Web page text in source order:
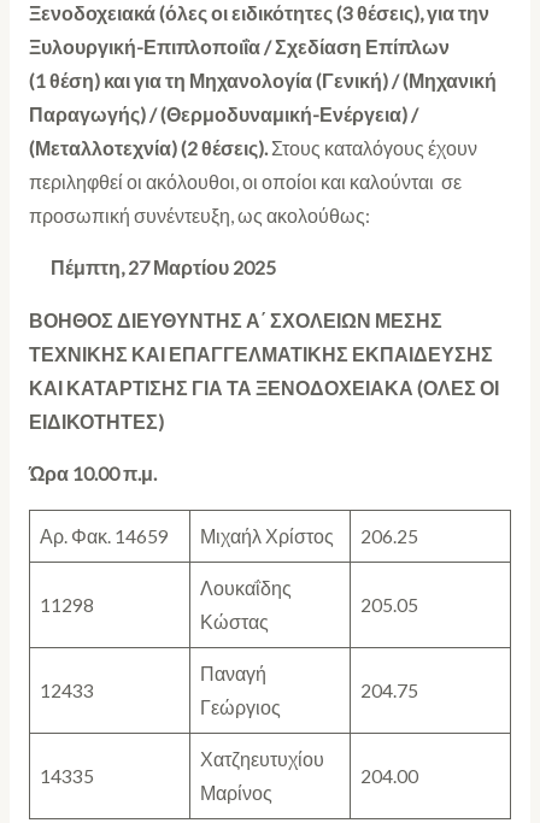
Ξενοδοχειακά (όλες οι ειδικότητες (3 θέσεις), για την
Ξυλουργική-Επιπλοποιΐα / Σχεδίαση Επίπλων
(1 θέση) και για τη Μηχανολογία (Γενική) / (Μηχανική
Παραγωγής) / (Θερμοδυναμική-Ενέργεια) /
(Μεταλλοτεχνία) (2 θέσεις).Στους καταλόγους έχουν
περιληφθεί οι ακόλουθοι, οι οποίοι και καλούνται σε
προσωπική συνέντευξη, ως ακολούθως:
Πέμπτη, 27 Μαρτίου 2025
ΒΟΗΘΟΣ ΔΙΕΥΘΥΝΤΗΣ Α΄ ΣΧΟΛΕΙΩΝ ΜΕΣΗΣ
ΤΕΧΝΙΚΗΣ ΚΑΙ ΕΠΑΓΓΕΛΜΑΤΙΚΗΣ ΕΚΠΑΙΔΕΥΣΗΣ
ΚΑΙ ΚΑΤΑΡΤΙΣΗΣ ΓΙΑ ΤΑ ΞΕΝΟΔΟΧΕΙΑΚΑ (ΟΛΕΣ ΟΙ
ΕΙΔΙΚΟΤΗΤΕΣ)
Ώρα 10.00 π.μ.
Αρ. Φακ. 14659 Μιχαήλ Χρίστος 206.25
11298
Λουκαΐδης
Κώστας
205.05
12433
Παναγή
Γεώργιος
204.75
14335
Χατζηευτυχίου
Μαρίνος
204.00